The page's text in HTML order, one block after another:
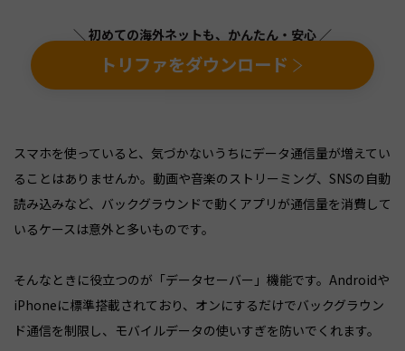
＼ 初めての海外ネットも、かんたん・安心 ／
トリファをダウンロード
スマホを使っていると、気づかないうちにデータ通信量が増えてい
ることはありませんか。動画や音楽のストリーミング、SNSの自動
読み込みなど、バックグラウンドで動くアプリが通信量を消費して
いるケースは意外と多いものです。
そんなときに役立つのが「データセーバー」機能です。Androidや
iPhoneに標準搭載されており、オンにするだけでバックグラウン
ド通信を制限し、モバイルデータの使いすぎを防いでくれます。